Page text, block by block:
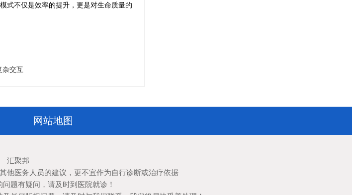
式不仅是效率的提升，更是对生命质量的
杂交互
网站地图
汇聚邦
他医务人员的建议，更不宜作为自行诊断或治疗依据
题有疑问，请及时到医院就诊！